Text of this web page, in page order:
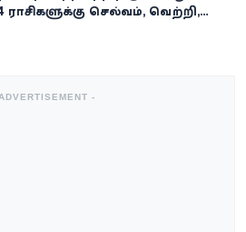
ராசிகளுக்கு செல்வம், வெற்றி,
-